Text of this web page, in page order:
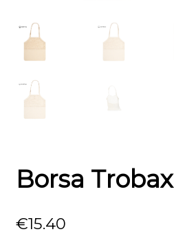
Borsa Trobax
€15.40